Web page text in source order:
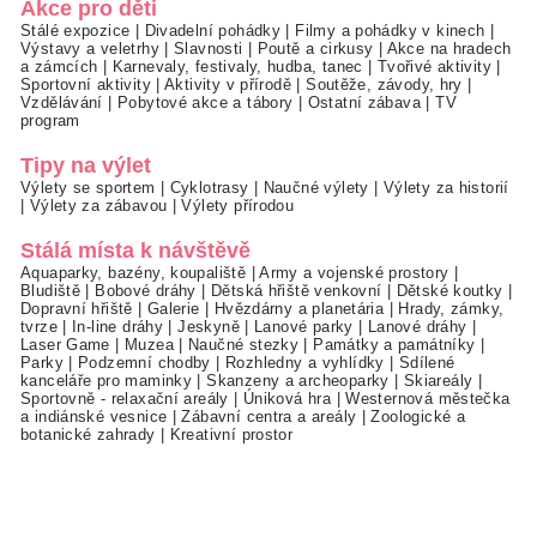
Akce pro děti
Stálé expozice | Divadelní pohádky | Filmy a pohádky v kinech |
Výstavy a veletrhy|Slavnosti | Poutě a cirkusy | Akce na hradech
a zámcích | Karnevaly, festivaly, hudba, tanec | Tvořivé aktivity |
Sportovní aktivity|Aktivity v přírodě |Soutěže, závody, hry |
Vzdělávání | Pobytové akce a tábory | Ostatní zábava |TV
program
Tipy na výlet
Výlety se sportem | Cyklotrasy | Naučné výlety | Výlety za historií
| Výlety za zábavou |Výlety přírodou
Stálá místa k návštěvě
Aquaparky, bazény, koupaliště |Army a vojenské prostory |
Bludiště | Bobové dráhy | Dětská hřiště venkovní | Dětské koutky |
Dopravní hřiště | Galerie | Hvězdárny a planetária | Hrady, zámky,
tvrze| In-line dráhy |Jeskyně| Lanové parky | Lanové dráhy |
Laser Game | Muzea| Naučné stezky | Památky a památníky |
Parky| Podzemní chodby | Rozhledny a vyhlídky | Sdílené
kanceláře pro maminky |Skanzeny a archeoparky | Skiareály |
Sportovně - relaxační areály | Úniková hra |Westernová městečka
a indiánské vesnice |Zábavní centra a areály |Zoologické a
botanické zahrady | Kreativní prostor